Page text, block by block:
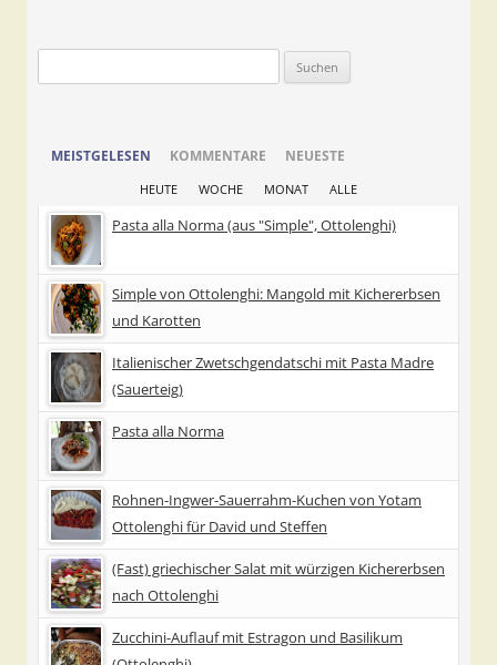
nach:
MEISTGELESEN KOMMENTARE NEUESTE
HEUTE WOCHE MONAT ALLE
Pasta alla Norma (aus "Simple", Ottolenghi)
Simple von Ottolenghi: Mangold mit Kichererbsen
und Karotten
Italienischer Zwetschgendatschi mit Pasta Madre
(Sauerteig)
Pasta alla Norma
Rohnen-Ingwer-Sauerrahm-Kuchen von Yotam
Ottolenghi für David und Steffen
(Fast) griechischer Salat mit würzigen Kichererbsen
nach Ottolenghi
Zucchini-Auflauf mit Estragon und Basilikum